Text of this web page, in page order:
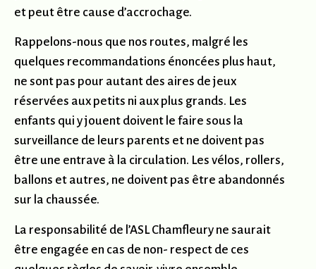
et peut être cause d’accrochage.
Rappelons-nous que nos routes, malgré les
quelques recommandations énoncées plus haut,
ne sont pas pour autant des aires de jeux
réservées aux petits ni aux plus grands. Les
enfants qui y jouent doivent le faire sous la
surveillance de leurs parents et ne doivent pas
être une entrave à la circulation. Les vélos, rollers,
ballons et autres, ne doivent pas être abandonnés
sur la chaussée.
La responsabilité de l’ASL Chamfleury ne saurait
être engagée en cas de non- respect de ces